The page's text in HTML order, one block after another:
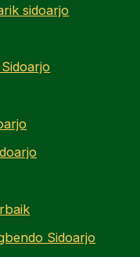
sidoarjo
Sidoarjo